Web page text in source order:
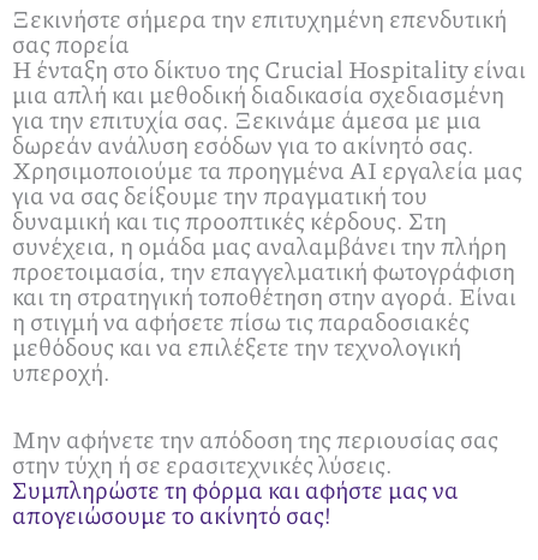
Ξεκινήστε σήμερα την επιτυχημένη επενδυτική
σας πορεία
Η ένταξη στο δίκτυο της Crucial Hospitality είναι
μια απλή και μεθοδική διαδικασία σχεδιασμένη
για την επιτυχία σας. Ξεκινάμε άμεσα με μια
δωρεάν ανάλυση εσόδων για το ακίνητό σας.
Χρησιμοποιούμε τα προηγμένα AI εργαλεία μας
για να σας δείξουμε την πραγματική του
δυναμική και τις προοπτικές κέρδους. Στη
συνέχεια, η ομάδα μας αναλαμβάνει την πλήρη
προετοιμασία, την επαγγελματική φωτογράφιση
και τη στρατηγική τοποθέτηση στην αγορά. Είναι
η στιγμή να αφήσετε πίσω τις παραδοσιακές
μεθόδους και να επιλέξετε την τεχνολογική
υπεροχή.
Μην αφήνετε την απόδοση της περιουσίας σας
στην τύχη ή σε ερασιτεχνικές λύσεις.
Συμπληρώστε τη φόρμα και αφήστε μας να
απογειώσουμε το ακίνητό σας!